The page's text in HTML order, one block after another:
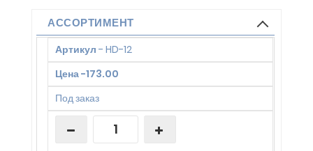
АССОРТИМЕНТ
Артикул - HD-12
Цена-173.00
Под заказ